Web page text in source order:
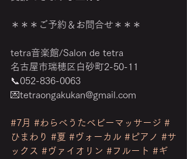
＊＊＊ご予約＆お問合せ＊＊＊
tetra音楽館/Salon de tetra
名古屋市瑞穂区白砂町2-50-11
📞052-836-0063
💌tetraongakukan@gmail.com
#7月 #わらべうたベビーマッサージ #
ひまわり #夏 #ヴォーカル #ピアノ #サ
ックス #ヴァイオリン #フルート #ギ